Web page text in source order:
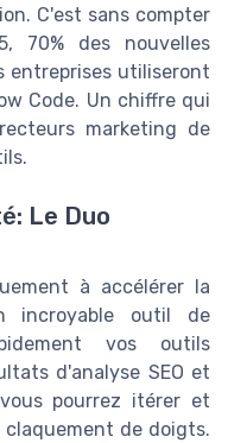
C'est sans compter
70% des nouvelles
entreprises utiliseront
Code. Un chiffre qui
marketing de
Le Duo
à accélérer la
incroyable outil de
vos outils
d'analyse SEO et
pourrez itérer et
claquement de doigts.